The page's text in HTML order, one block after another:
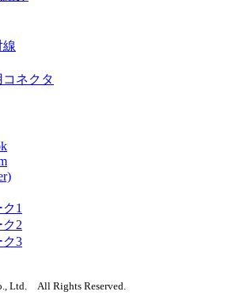
線
ネクタ
1
ク2
ク3
Ltd. All Rights Reserved.